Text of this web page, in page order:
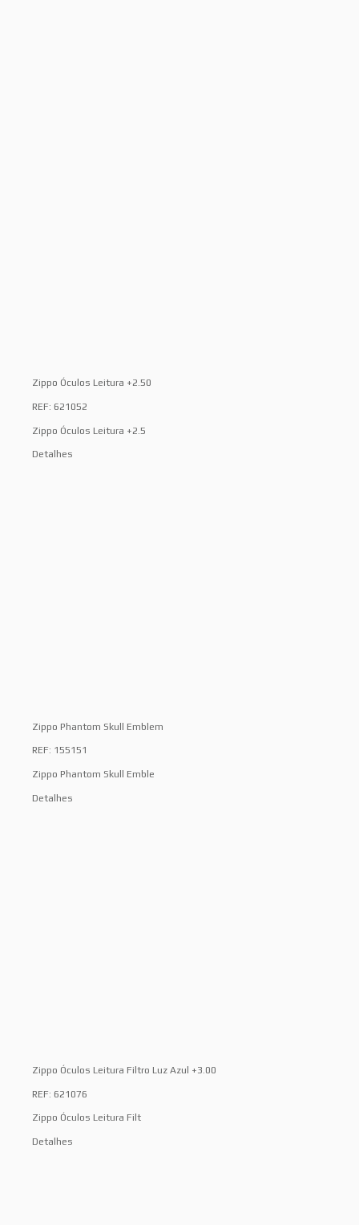
Zippo Óculos Leitura +2.50
REF: 621052
Zippo Óculos Leitura +2.5
Detalhes
Zippo Phantom Skull Emblem
REF: 155151
Zippo Phantom Skull Emble
Detalhes
Zippo Óculos Leitura Filtro Luz Azul +3.00
REF: 621076
Zippo Óculos Leitura Filt
Detalhes